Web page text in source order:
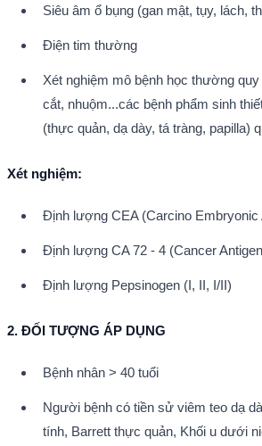
Siêu âm ổ bụng (gan mật, tụy, lách,
Điện tim thường
Xét nghiệm mô bệnh học thường
cắt, nhuộm...các bệnh phẩm sinh
(thực quản, dạ dày, tá tràng, papilla)
Xét nghiệm:
Định lượng CEA (Carcino Embryonic
Định lượng CA 72 - 4 (Cancer
Định lượng Pepsinogen (I, II, I/II)
2. ĐỐI TƯỢNG ÁP DỤNG
Bệnh nhân > 40 tuổi
Người bệnh có tiền sử viêm teo dạ
tính, Barrett thực quản, Khối u dưới